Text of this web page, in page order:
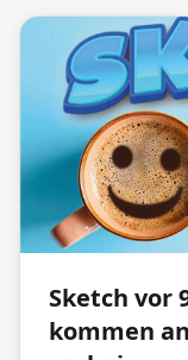
Sketch vor
kommen